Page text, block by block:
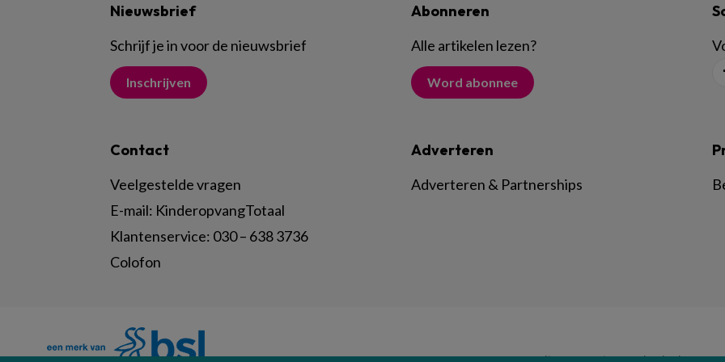
Nieuwsbrief
Schrijf je in voor de nieuwsbrief
Inschrijven
Abonneren
Alle artikelen lezen?
Word abonnee
Contact
Veelgestelde vragen
E-mail: KinderopvangTotaal
Klantenservice: 030 – 638 3736
Colofon
Adverteren
Adverteren & Partnerships